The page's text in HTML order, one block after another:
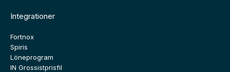
Integrationer
Fortnox
Spiris
Löneprogram
IN Grossistprisfil